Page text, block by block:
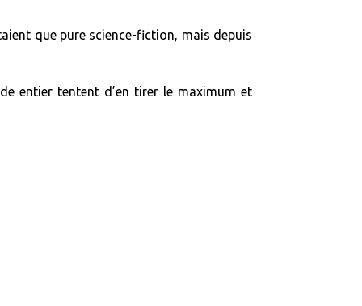
que pure science-fiction, mais depuis
entier tentent d’en tirer le maximum et